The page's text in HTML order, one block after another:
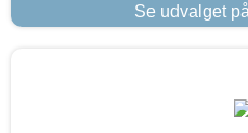
Se udvalget